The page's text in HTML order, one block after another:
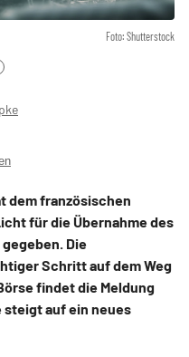
Foto: Shutterstock
dem französischen
für die Übernahme des
Die
Schritt auf dem Weg
findet die Meldung
auf ein neues